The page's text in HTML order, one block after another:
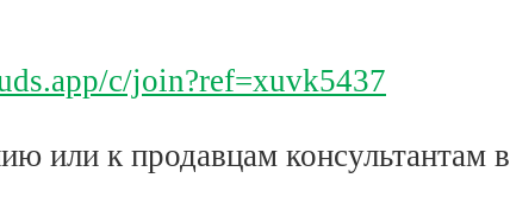
c/join?ref=xuvk5437
или к продавцам консультантам в